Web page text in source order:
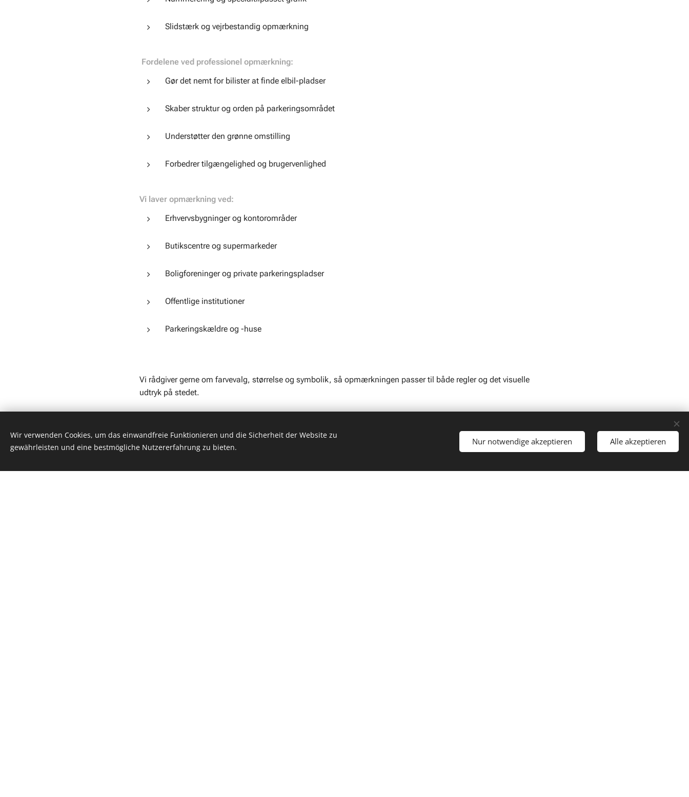
Slidstærk og vejrbestandig opmærkning
Fordelene ved professionel opmærkning:
Gør det nemt for bilister at finde elbil-pladser
Skaber struktur og orden på parkeringsområdet
Understøtter den grønne omstilling
Forbedrer tilgængelighed og brugervenlighed
Vi laver opmærkning ved:
Erhvervsbygninger og kontorområder
Butikscentre og supermarkeder
Boligforeninger og private parkeringspladser
Offentlige institutioner
Parkeringskældre og -huse
Vi rådgiver gerne om farvevalg, størrelse og symbolik, så opmærkningen passer til både regler og det visuelle
udtryk på stedet.
Hos HALLES tilbyder vi opmærkning af parkeringspladser til elbiler, som både skaber overblik og sender et klart
signal om grøn omstilling. Vi hjælper virksomheder, boligforeninger og offentlige institutioner med at markere
Wir verwenden Cookies, um das einwandfreie Funktionieren und die Sicherheit der Website zu
gewährleisten und eine bestmögliche Nutzererfahrung zu bieten.
Nur notwendige akzeptieren Alle akzeptieren